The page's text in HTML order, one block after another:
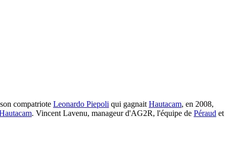
compatriote Leonardo Piepoli qui gagnait Hautacam, en 2008,
. Vincent Lavenu, manageur d'AG2R, l'équipe de Péraud et